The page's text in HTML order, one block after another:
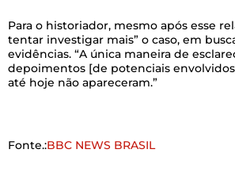
Para o historiador, mesmo após esse
tentar investigar mais” o caso, em
evidências. “A única maneira de
depoimentos [de potenciais
até hoje não apareceram.”
Fonte.:BBC NEWS BRASIL